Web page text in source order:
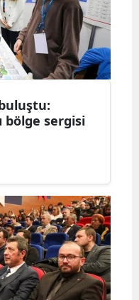
bölge sergisi